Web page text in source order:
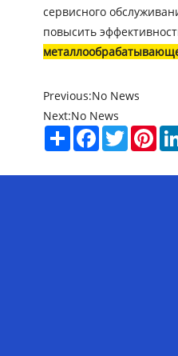
сервисного
повысить
Previous:No News
Next:No News
ShareFacebook
Twitter